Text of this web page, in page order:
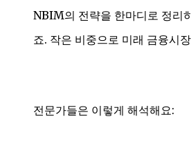
NBIM의 전략을 한마디로 정리
죠. 작은 비중으로 미래 금융시
전문가들은 이렇게 해석해요: